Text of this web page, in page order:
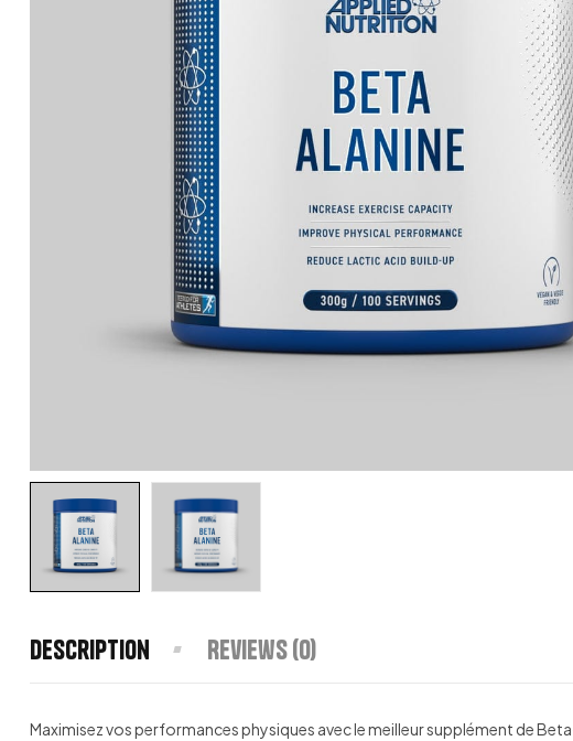
Description Reviews (0)
Maximisez vos performances physiques avec le meilleur supplément de